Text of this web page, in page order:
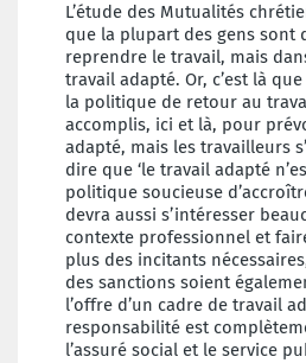
L’étude des Mutualités
que la plupart des gens sont
reprendre le travail, mais
travail adapté. Or, c’est là
la politique de retour au
accomplis, ici et là, pour
adapté, mais les travailleurs
dire que ‘le travail adapté
politique soucieuse
devra aussi s’intéresser
contexte professionnel et
plus des incitants
des sanctions soient
l’offre d’un cadre de travail
responsabilité est
l’assuré social et le service